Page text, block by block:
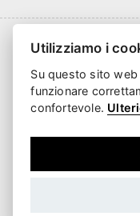
Spedizione
Consegna
Utilizziamo i
Su questo sito
funzionare
confortevole.